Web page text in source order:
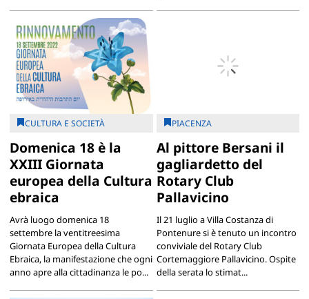
CULTURA E SOCIETÀ
Domenica 18 è la
XXIII Giornata
europea della Cultura
ebraica
Avrà luogo domenica 18
settembre la ventitreesima
Giornata Europea della Cultura
Ebraica, la manifestazione che ogni
anno apre alla cittadinanza le po...
PIACENZA
Al pittore Bersani il
gagliardetto del
Rotary Club
Pallavicino
Il 21 luglio a Villa Costanza di
Pontenure si è tenuto un incontro
conviviale del Rotary Club
Cortemaggiore Pallavicino. Ospite
della serata lo stimat...